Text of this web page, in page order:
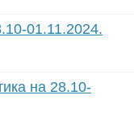
01.11.2024.
на 28.10-